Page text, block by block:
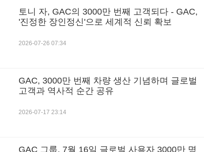
토니 자, GAC의 3000만 번째 고객되다 - GAC,
'진정한 장인정신'으로 세계적 신뢰 확보
2026-07-26 07:34
GAC, 3000만 번째 차량 생산 기념하며 글로벌
고객과 역사적 순간 공유
2026-07-17 23:14
GAC 그룹, 7월 16일 글로벌 사용자 3000만 명